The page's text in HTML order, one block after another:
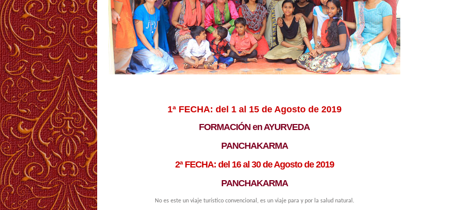
1ª FECHA: del 1 al 15 de Agosto de 2019
FORMACIÓN en AYURVEDA
PANCHAKARMA
2ª FECHA: del 16 al 30 de Agosto de 2019
PANCHAKARMA
No es este un viaje turístico convencional, es un viaje para y por la salud natural.